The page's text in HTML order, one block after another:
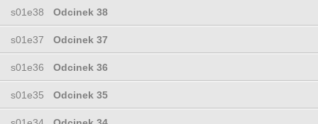
s01e38 Odcinek 38
s01e37 Odcinek 37
s01e36 Odcinek 36
s01e35 Odcinek 35